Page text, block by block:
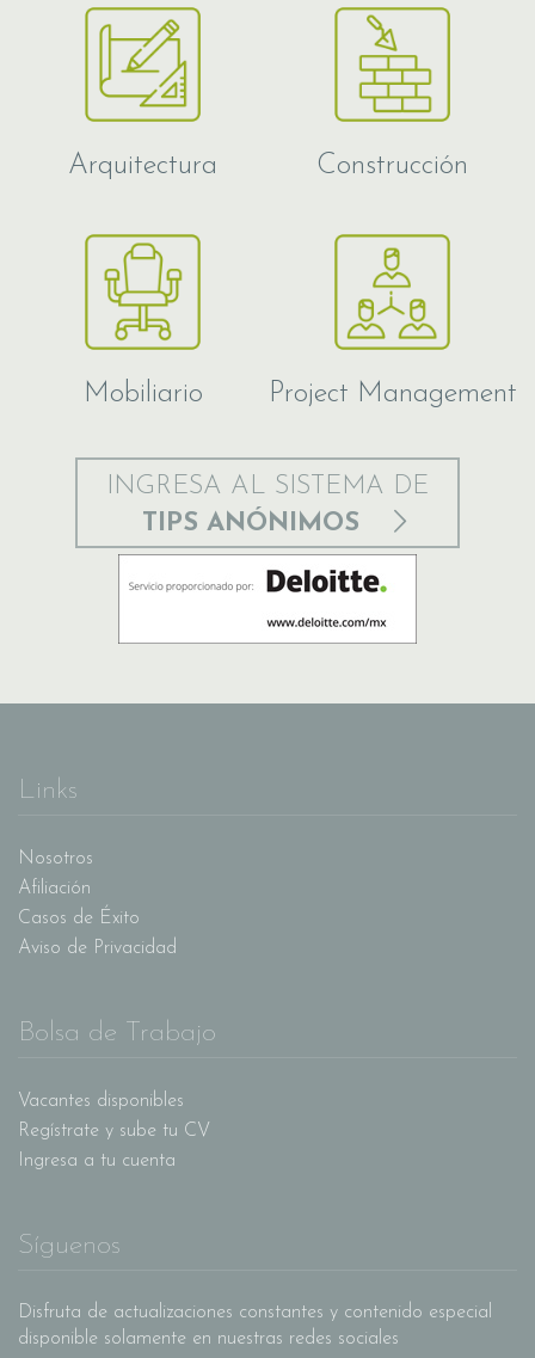
Arquitectura Construcción
Mobiliario Project Management
INGRESA AL SISTEMA DE
TIPS ANÓNIMOS
Links
Nosotros
Afiliación
Casos de Éxito
Aviso de Privacidad
Bolsa de Trabajo
Vacantes disponibles
Regístrate y sube tu CV
Ingresa a tu cuenta
Síguenos
Disfruta de actualizaciones constantes y contenido especial
disponible solamente en nuestras redes sociales